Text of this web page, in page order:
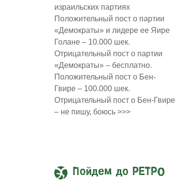
израильских партиях
Положительный пост о партии
«Демократы» и лидере ее Яире
Голане – 10.000 шек.
Отрицательный пост о партии
«Демократы» – бесплатно.
Положительный пост о Бен-
Гвире – 100.000 шек.
Отрицательный пост о Бен-Гвире
– не пишу, боюсь >>>
Пойдем до РЕТРО